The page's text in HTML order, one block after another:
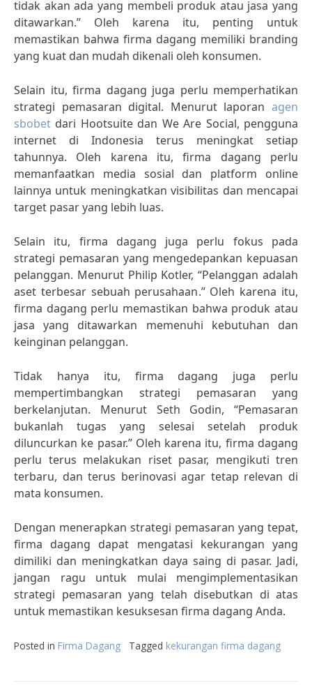
tidak akan ada yang membeli produk atau jasa yang
ditawarkan.” Oleh karena itu, penting untuk
memastikan bahwa firma dagang memiliki branding
yang kuat dan mudah dikenali oleh konsumen.
Selain itu, firma dagang juga perlu memperhatikan
strategi pemasaran digital. Menurut laporan agen
sbobet dari Hootsuite dan We Are Social, pengguna
internet di Indonesia terus meningkat setiap
tahunnya. Oleh karena itu, firma dagang perlu
memanfaatkan media sosial dan platform online
lainnya untuk meningkatkan visibilitas dan mencapai
target pasar yang lebih luas.
Selain itu, firma dagang juga perlu fokus pada
strategi pemasaran yang mengedepankan kepuasan
pelanggan. Menurut Philip Kotler, “Pelanggan adalah
aset terbesar sebuah perusahaan.” Oleh karena itu,
firma dagang perlu memastikan bahwa produk atau
jasa yang ditawarkan memenuhi kebutuhan dan
keinginan pelanggan.
Tidak hanya itu, firma dagang juga perlu
mempertimbangkan strategi pemasaran yang
berkelanjutan. Menurut Seth Godin, “Pemasaran
bukanlah tugas yang selesai setelah produk
diluncurkan ke pasar.” Oleh karena itu, firma dagang
perlu terus melakukan riset pasar, mengikuti tren
terbaru, dan terus berinovasi agar tetap relevan di
mata konsumen.
Dengan menerapkan strategi pemasaran yang tepat,
firma dagang dapat mengatasi kekurangan yang
dimiliki dan meningkatkan daya saing di pasar. Jadi,
jangan ragu untuk mulai mengimplementasikan
strategi pemasaran yang telah disebutkan di atas
untuk memastikan kesuksesan firma dagang Anda.
Posted in Firma Dagang Tagged kekurangan firma dagang